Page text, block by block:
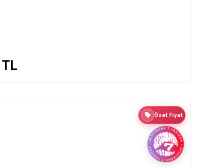
TL
Özel Fiyat